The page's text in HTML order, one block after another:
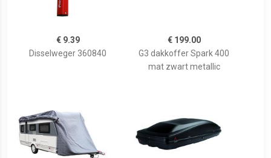
€ 9.39
Disselweger 360840
€ 199.00
G3 dakkoffer Spark 400
mat zwart metallic